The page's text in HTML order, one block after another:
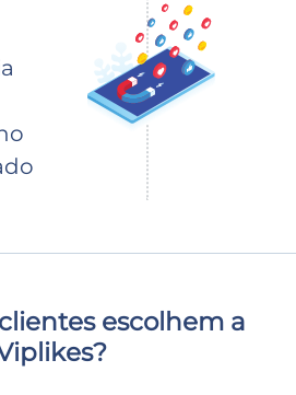
escolhem a